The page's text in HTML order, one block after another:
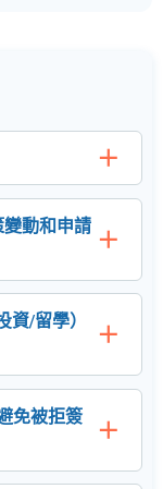
動和申請
/留學）
免被拒簽